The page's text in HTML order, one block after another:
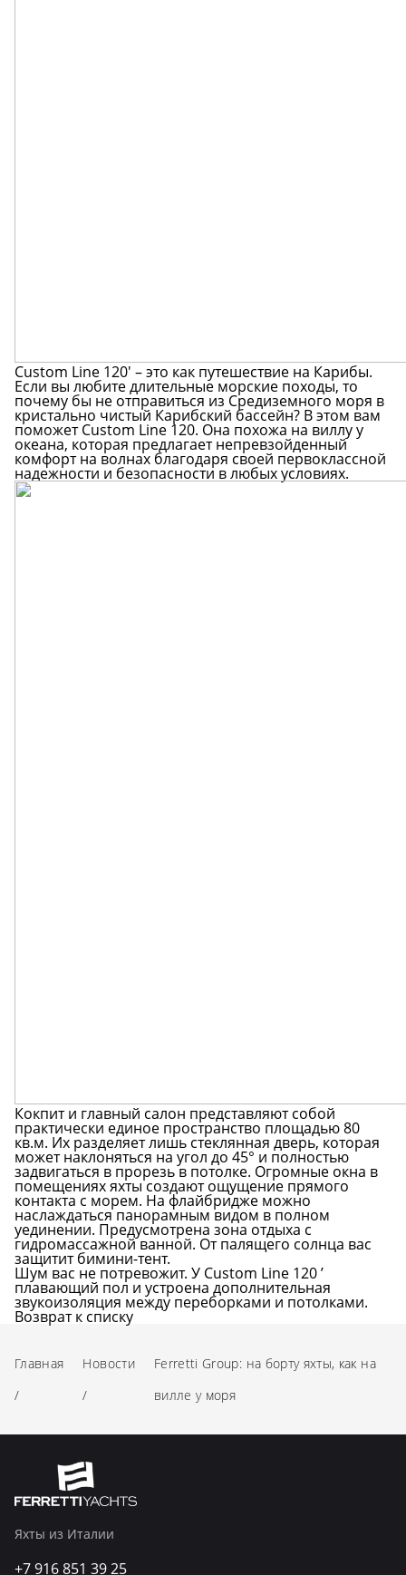
Custom Line 120' – это как путешествие на Карибы.
Если вы любите длительные морские походы, то
почему бы не отправиться из Средиземного моря в
кристально чистый Карибский бассейн? В этом вам
поможет Custom Line 120. Она похожа на виллу у
океана, которая предлагает непревзойденный
комфорт на волнах благодаря своей первоклассной
надежности и безопасности в любых условиях.
Кокпит и главный салон представляют собой
практически единое пространство площадью 80
кв.м. Их разделяет лишь стеклянная дверь, которая
может наклоняться на угол до 45° и полностью
задвигаться в прорезь в потолке. Огромные окна в
помещениях яхты создают ощущение прямого
контакта с морем. На флайбридже можно
наслаждаться панорамным видом в полном
уединении. Предусмотрена зона отдыха с
гидромассажной ванной. От палящего солнца вас
защитит бимини-тент.
Шум вас не потревожит. У Custom Line 120 ’
плавающий пол и устроена дополнительная
звукоизоляция между переборками и потолками.
Возврат к списку
Главная
/
Новости
/
Ferretti Group: на борту яхты, как на
вилле у моря
Яхты из Италии
+7 916 851 39 25